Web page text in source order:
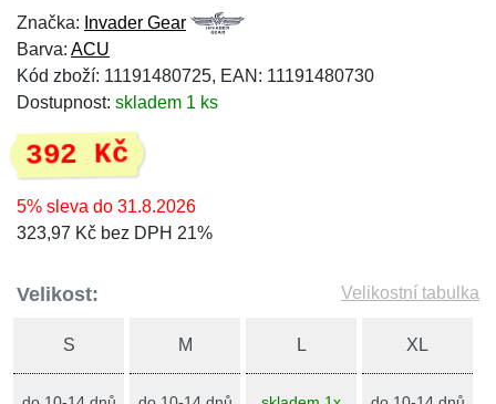
Značka: Invader Gear
Barva: ACU
Kód zboží: 11191480725, EAN: 11191480730
Dostupnost: skladem 1 ks
392 Kč
5% sleva do 31.8.2026
323,97 Kč bez DPH 21%
Velikost: Velikostní tabulka
S M L XL